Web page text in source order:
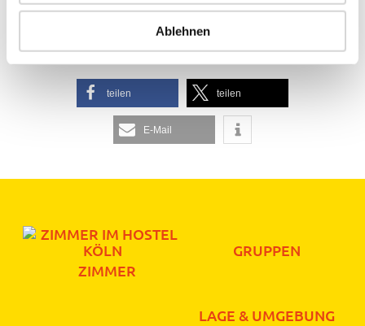
Ablehnen
KÖLNER BIERBÖRSE
teilen teilen
E-Mail
ZIMMER
GRUPPEN
LAGE & UMGEBUNG